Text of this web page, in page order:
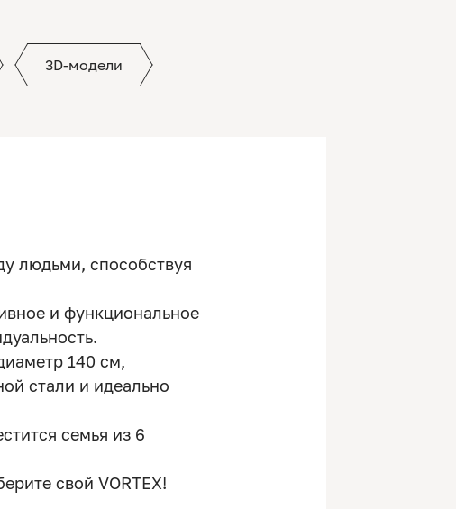
3D-модели
людьми, способствуя
и функциональное
140 см,
стали и идеально
семья из 6
свой VORTEX!